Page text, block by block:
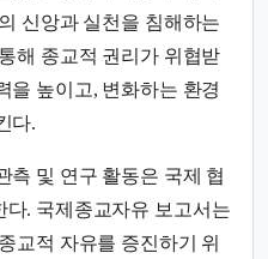
신앙과 실천을 침해하는
해 종교적 권리가 위협받
을 높이고, 변화하는 환경
다.
측 및 연구 활동은 국제 협
. 국제종교자유 보고서는
교적 자유를 증진하기 위